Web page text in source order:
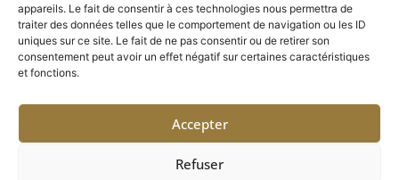
appareils. Le fait de consentir à ces technologies nous permettra de
traiter des données telles que le comportement de navigation ou les ID
uniques sur ce site. Le fait de ne pas consentir ou de retirer son
consentement peut avoir un effet négatif sur certaines caractéristiques
et fonctions.
Accepter
Refuser